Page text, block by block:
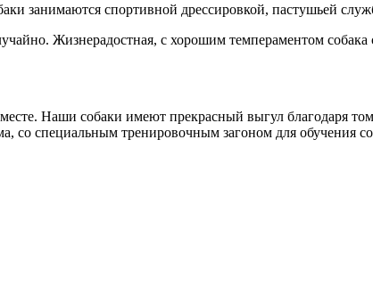
занимаются спортивной дрессировкой, пастушьей
Жизнерадостная, с хорошим темпераментом собака
Наши собаки имеют прекрасный выгул благодаря
со специальным тренировочным загоном для обучения